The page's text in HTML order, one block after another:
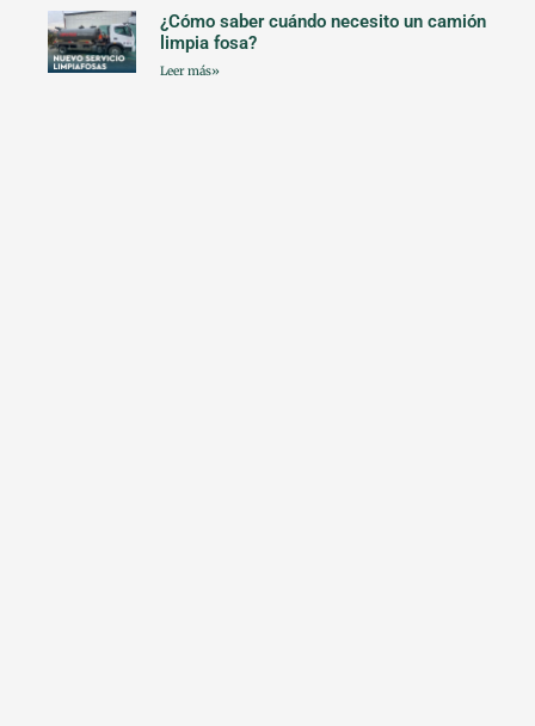
¿Cómo saber cuándo necesito un camión
limpia fosa?
Leer más»